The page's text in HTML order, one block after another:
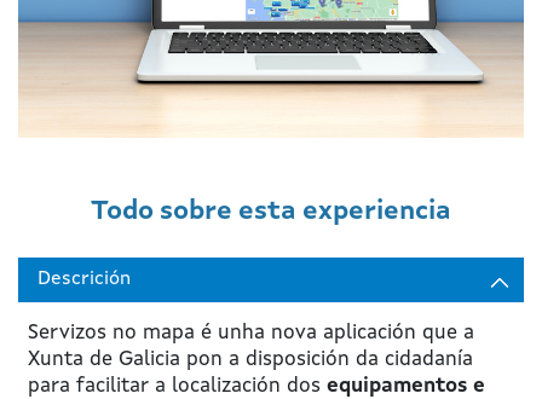
Todo sobre esta experiencia
Descrición
Servizos no mapa é unha nova aplicación que a
Xunta de Galicia pon a disposición da cidadanía
para facilitar a localización dos equipamentos e